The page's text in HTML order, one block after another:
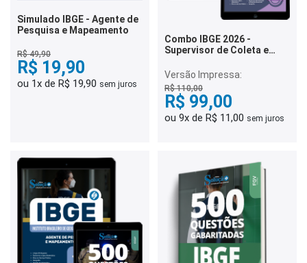
Simulado IBGE - Agente de
Pesquisa e Mapeamento
R$ 49,90
R$ 19,90
ou 1x de R$ 19,90 sem juros
Combo IBGE 2026 -
Supervisor de Coleta e
Versão Impressa:
R$ 110,00
R$ 99,00
ou 9x de R$ 11,00 sem juros